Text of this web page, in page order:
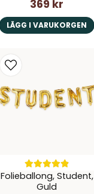
369 kr
LÄGG I VARUKORGEN
Folieballong, Student,
Guld